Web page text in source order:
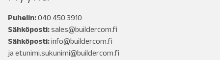
Puhelin:040 450 3910
Sähköposti:sales@buildercom.fi
Sähköposti:info@buildercom.fi
ja etunimi.sukunimi@buildercom.fi